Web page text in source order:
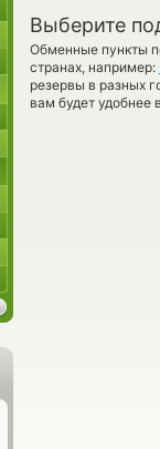
Выберите
Обменные пункты
странах, например:
резервы в разных
вам будет удобнее